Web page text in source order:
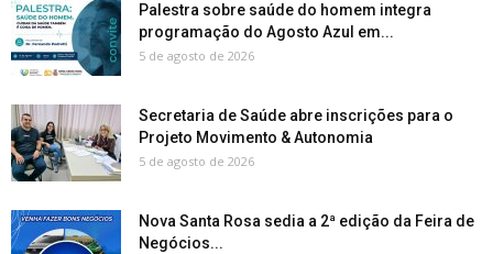
Palestra sobre saúde do homem integra
programação do Agosto Azul em...
5 de agosto de 2026
Secretaria de Saúde abre inscrições para o
Projeto Movimento & Autonomia
5 de agosto de 2026
Nova Santa Rosa sedia a 2ª edição da Feira de
Negócios...